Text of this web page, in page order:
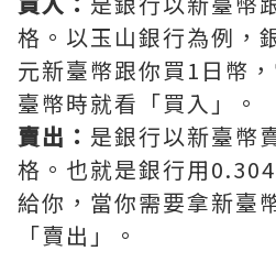
格。以玉山銀行為例，
元新臺幣跟你買1日幣
臺幣時就看「買入」。
賣出： 是銀行以新臺幣
格。也就是銀行用
給你，當你需要拿新臺
「賣出」。